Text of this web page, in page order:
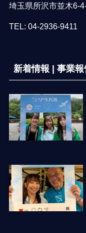
埼玉県所沢市並木6-
TEL: 04-2936-9411
新着情報 | 事業報